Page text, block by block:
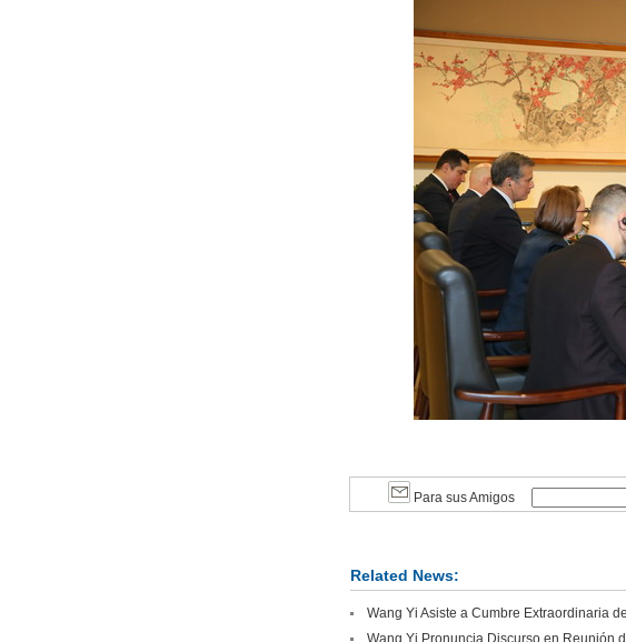
Para sus Amigos
Related News:
Wang Yi Asiste a Cumbre Extraordinaria
Wang Yi Pronuncia Discurso en Reunión